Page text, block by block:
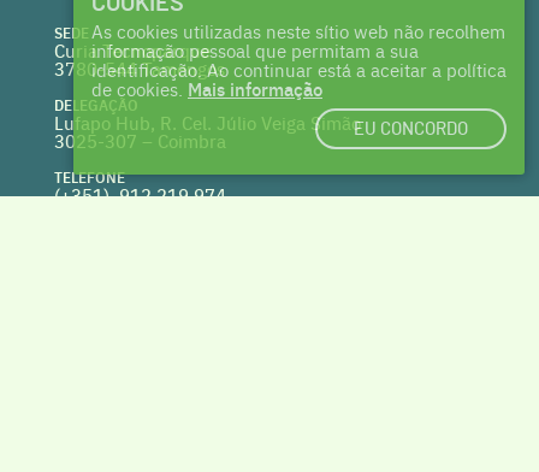
SEDE
Curia Tecnoparque
3780-544 Tamengos
DELEGAÇÃO
Lufapo Hub, R. Cel. Júlio Veiga Simão
3025-307 – Coimbra
TELEFONE
(+351) 912 219 974
As cookies utilizadas neste sítio web não recolhem
informação pessoal que permitam a sua
identificação. Ao continuar está a aceitar a política
de cookies. Mais informação
EU CONCORDO